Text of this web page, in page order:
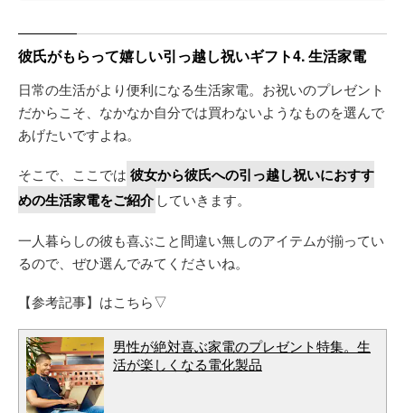
彼氏がもらって嬉しい引っ越し祝いギフト4. 生活家電
日常の生活がより便利になる生活家電。お祝いのプレゼント
だからこそ、なかなか自分では買わないようなものを選んで
あげたいですよね。
そこで、ここでは 彼女から彼氏への引っ越し祝いにおすす
めの生活家電をご紹介 していきます。
一人暮らしの彼も喜ぶこと間違い無しのアイテムが揃ってい
るので、ぜひ選んでみてくださいね。
【参考記事】はこちら▽
男性が絶対喜ぶ家電のプレゼント特集。生
活が楽しくなる電化製品